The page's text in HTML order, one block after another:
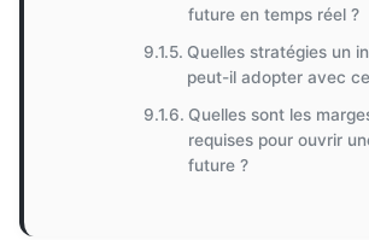
future en temps réel ?
Quelles stratégies un
peut-il adopter avec
Quelles sont les
requises pour ouvrir
future ?